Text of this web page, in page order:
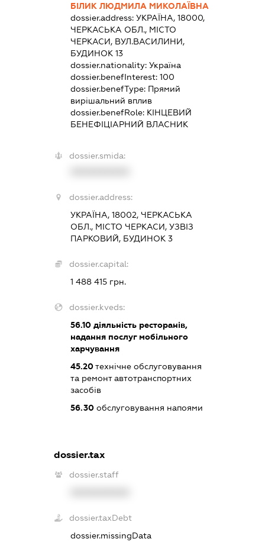
БІЛИК ЛЮДМИЛА МИКОЛАЇВНА
dossier.address: УКРАЇНА, 18000,
ЧЕРКАСЬКА ОБЛ., МІСТО
ЧЕРКАСИ, ВУЛ.ВАСИЛИНИ,
БУДИНОК 13
dossier.nationality: Україна
dossier.benefInterest: 100
dossier.benefType: Прямий
вирішальний вплив
dossier.benefRole: КІНЦЕВИЙ
БЕНЕФІЦІАРНИЙ ВЛАСНИК
dossier.smida:
dossier.address:
УКРАЇНА, 18002, ЧЕРКАСЬКА
ОБЛ., МІСТО ЧЕРКАСИ, УЗВІЗ
ПАРКОВИЙ, БУДИНОК 3
dossier.capital:
1 488 415 грн.
dossier.kveds:
56.10діяльність ресторанів,
надання послуг мобільного
харчування
45.20технічне обслуговування
та ремонт автотранспортних
засобів
56.30обслуговування напоями
dossier.tax
dossier.staff
dossier.taxDebt
dossier.missingData